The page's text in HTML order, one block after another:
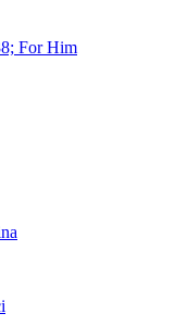
For Him